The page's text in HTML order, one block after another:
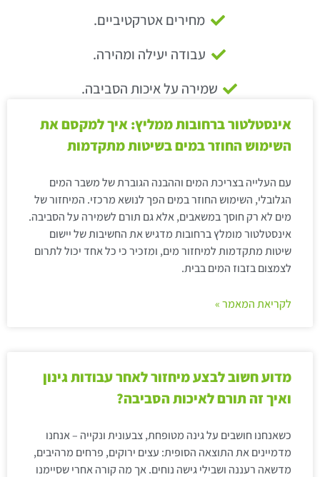
מחירים אטרקטיביים.
עבודה יעילה ומהירה.
שמירה על איכות הסביבה.
אינסטלטור ברחובות ממליץ: איך למקסם את
השימוש החוזר במים בשיטות מתקדמות
עם העלייה בצריכת המים וההבנה הגוברת של משבר המים
הגלובלי, השימוש החוזר במים הפך לנושא מרכזי. המיחזור של
מים לא רק חוסך במשאבים, אלא גם תורם לשמירה על הסביבה.
אינסטלטור מומלץ ברחובות מדגיש את החשיבות של יישום
שיטות מתקדמות למיחזור מים, ומזכיר כי כל אחד יכול לתרום
לצמצום בזבוז המים בבית.
לקריאת המאמר »
מדוע חשוב לבצע מיחזור לאחר עבודות גינון
ואיך זה תורם לאיכות הסביבה?
כשאנחנו חושבים על גינה מטופחת, צבעונית ונקייה – אנחנו
מדמיינים את התוצאה הסופית: עצים ירוקים, פרחים מרהיבים,
מדשאה רעננה ושבילי גישה נוחים. אך מה קורה אחרי שסיימנו